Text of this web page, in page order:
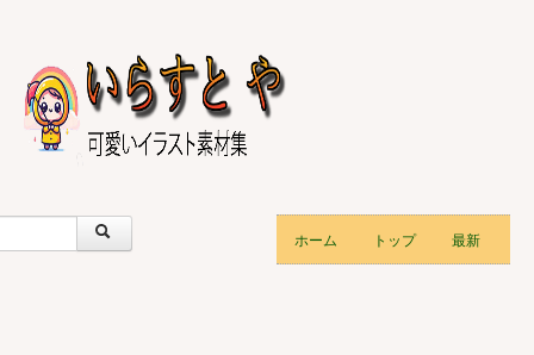
ホーム トップ 最新